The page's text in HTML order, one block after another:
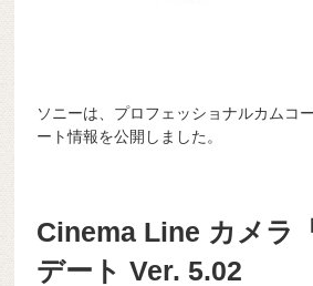
ソニーは、プロフェッショナルカムコ
ート情報を公開しました。
Cinema Line カメラ
デート Ver. 5.02